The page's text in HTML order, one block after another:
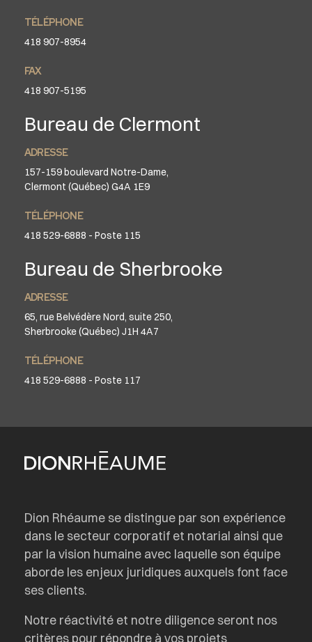
TÉLÉPHONE
418 907-8954
FAX
418 907-5195
Bureau de Clermont
ADRESSE
157-159 boulevard Notre-Dame,
Clermont (Québec) G4A 1E9
TÉLÉPHONE
418 529-6888 - Poste 115
Bureau de Sherbrooke
ADRESSE
65, rue Belvédère Nord, suite 250,
Sherbrooke (Québec) J1H 4A7
TÉLÉPHONE
418 529-6888 - Poste 117
Dion Rhéaume se distingue par son expérience
dans le secteur corporatif et notarial ainsi que
par la vision humaine avec laquelle son équipe
aborde les enjeux juridiques auxquels font face
ses clients.
Notre réactivité et notre diligence seront nos
critères pour répondre à vos projets